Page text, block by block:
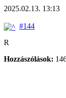
2025.02.13. 13:13
#144
R
Hozzászólások: